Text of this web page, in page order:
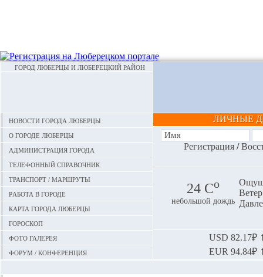
ГОРОД ЛЮБЕРЦЫ И ЛЮБЕРЕЦКИЙ РАЙОН
Новости города Люберцы
О городе Люберцы
Администрация города
Телефонный справочник
Транспорт / маршруты
Работа в городе
Карта города Люберцы
Гороскоп
Фото галерея
Форум / конференция
ЛИЧНЫЕ
Регистрация/
24 Сo
небольшой дождь
USD 82.17₽
EUR 94.84₽